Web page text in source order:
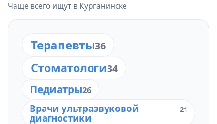
Чаще всего ищут в Курганинске
Терапевты36
Стоматологи34
Педиатры26
Врачи ультразвуковой
диагностики
21